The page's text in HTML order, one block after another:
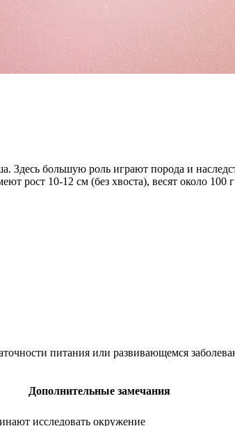
большую роль играют порода и
рост 10-12 см (без хвоста), весят около
питания или развивающемся
Дополнительные замечания
исследовать окружение